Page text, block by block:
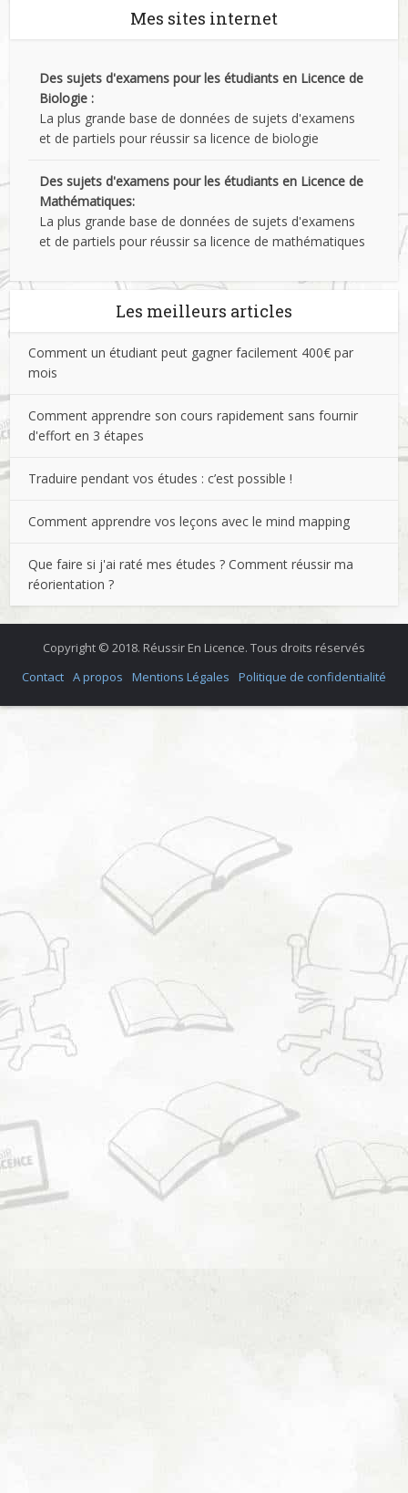
Mes sites internet
Des sujets d'examens pour les étudiants en Licence de
Biologie :
La plus grande base de données de sujets d'examens
et de partiels pour réussir sa licence de biologie
Des sujets d'examens pour les étudiants en Licence de
Mathématiques:
La plus grande base de données de sujets d'examens
et de partiels pour réussir sa licence de mathématiques
Les meilleurs articles
Comment un étudiant peut gagner facilement 400€ par
mois
Comment apprendre son cours rapidement sans fournir
d'effort en 3 étapes
Traduire pendant vos études : c’est possible !
Comment apprendre vos leçons avec le mind mapping
Que faire si j'ai raté mes études ? Comment réussir ma
réorientation ?
Copyright © 2018. Réussir En Licence. Tous droits réservés
Contact A propos Mentions Légales Politique de confidentialité